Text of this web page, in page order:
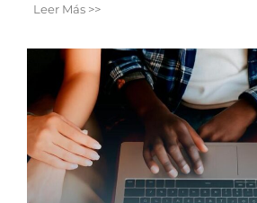
Leer Más >>